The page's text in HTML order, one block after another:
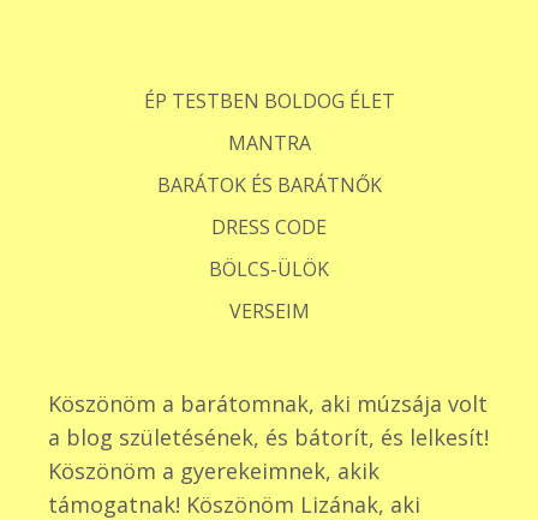
ÉP TESTBEN BOLDOG ÉLET
MANTRA
BARÁTOK ÉS BARÁTNŐK
DRESS CODE
BÖLCS-ÜLÖK
VERSEIM
Köszönöm a barátomnak, aki múzsája volt
a blog születésének, és bátorít, és lelkesít!
Köszönöm a gyerekeimnek, akik
támogatnak! Köszönöm Lizának, aki